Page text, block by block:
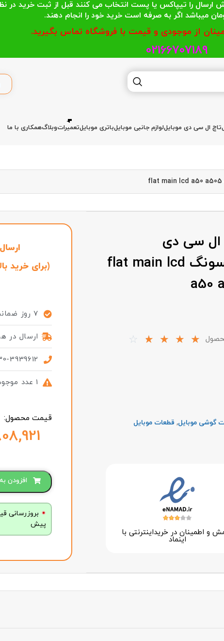
تاچ ال سی دی موبایللوازم جانبی موبایلباتری موبایلتعمیراتوبلاگهمکاری با ما
سی دی
سامسونگ flat main lcd
a50
☆
☆
☆
☆
☆
گوشی موبایل, قطعات موبایل
و اطمینان در خرید‌اینترنتی با
اینماد
(برای خرید بالای 20
7 روز ضمانت بازگشت
ارسال در
3939612
1 عدد موجودی در انبار
قیمت محصول:
افزودن
پیش
کمتر از 200 هزار تومان میباشد و روش ارسال را تیپاکس یا پست انتخاب می کنند قبل از
از موجودی و قیمت با فروشگاه تماس بگیرید.
02166707189